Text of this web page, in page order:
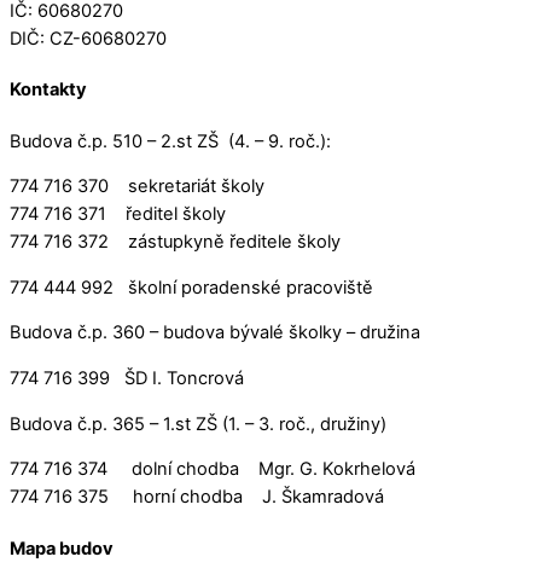
IČ: 60680270
DIČ: CZ-60680270
Kontakty
Budova č.p. 510 – 2.st ZŠ (4. – 9. roč.):
774 716 370 sekretariát školy
774 716 371 ředitel školy
774 716 372 zástupkyně ředitele školy
774 444 992 školní poradenské pracoviště
Budova č.p. 360 – budova bývalé školky – družina
774 716 399 ŠD I. Toncrová
Budova č.p. 365 – 1.st ZŠ (1. – 3. roč., družiny)
774 716 374 dolní chodba Mgr. G. Kokrhelová
774 716 375 horní chodba J. Škamradová
Mapa budov